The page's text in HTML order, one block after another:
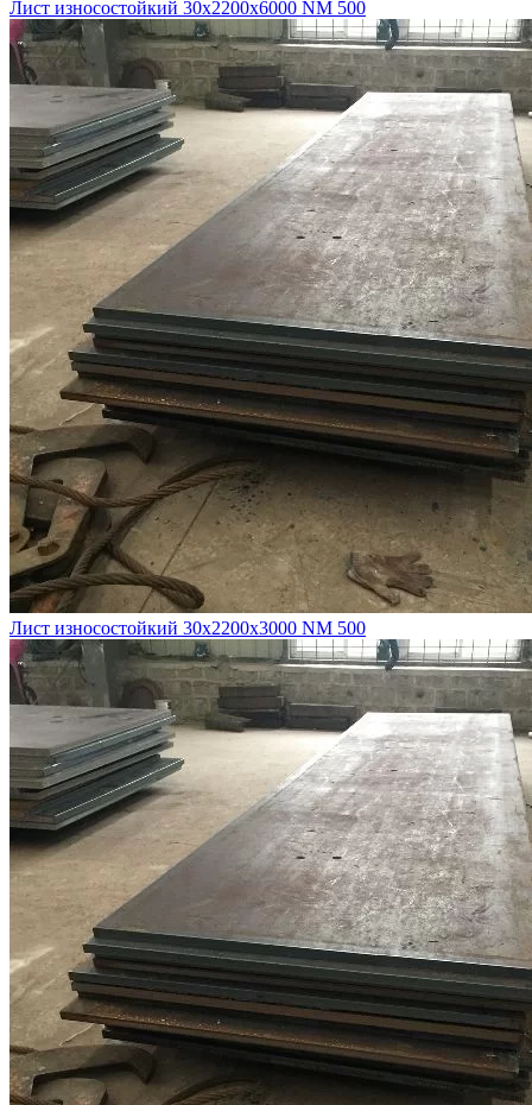
Лист износостойкий 30х2200х6000 NM 500
Лист износостойкий 30х2200х3000 NM 500